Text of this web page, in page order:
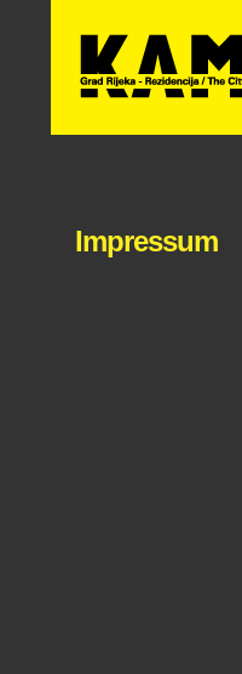
Impressum